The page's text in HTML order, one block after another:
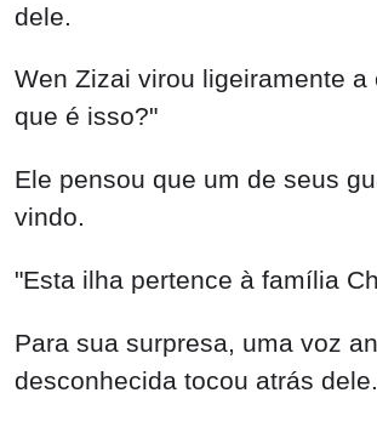
dele.
Wen Zizai virou ligeiramente a
que é isso?"
Ele pensou que um de seus
vindo.
"Esta ilha pertence à família
Para sua surpresa, uma voz
desconhecida tocou atrás dele.